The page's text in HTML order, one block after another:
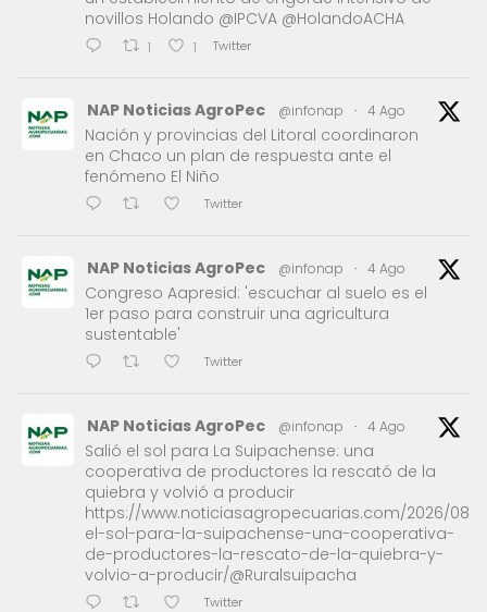
novillos Holando @IPCVA @HolandoACHA
1 1 Twitter
NAP Noticias AgroPec @infonap · 4 Ago
Nación y provincias del Litoral coordinaron
en Chaco un plan de respuesta ante el
fenómeno El Niño
Twitter
NAP Noticias AgroPec @infonap · 4 Ago
Congreso Aapresid: 'escuchar al suelo es el
1er paso para construir una agricultura
sustentable'
Twitter
NAP Noticias AgroPec @infonap · 4 Ago
Salió el sol para La Suipachense: una
cooperativa de productores la rescató de la
quiebra y volvió a producir
https://www.noticiasagropecuarias.com/2026/08/
el-sol-para-la-suipachense-una-cooperativa-
de-productores-la-rescato-de-la-quiebra-y-
volvio-a-producir/@Ruralsuipacha
Twitter